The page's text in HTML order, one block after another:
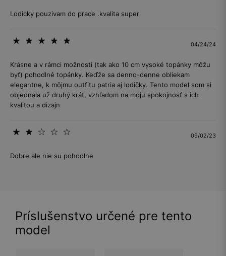
Lodicky pouzivam do prace .kvalita super
04/24/24
Krásne a v rámci možnosti (tak ako 10 cm vysoké topánky môžu
byť) pohodlné topánky. Keďže sa denno-denne obliekam
elegantne, k môjmu outfitu patria aj lodičky. Tento model som si
objednala už druhý krát, vzhľadom na moju spokojnosť s ich
kvalitou a dizajn
09/02/23
Dobre ale nie su pohodlne
Príslušenstvo určené pre tento
model